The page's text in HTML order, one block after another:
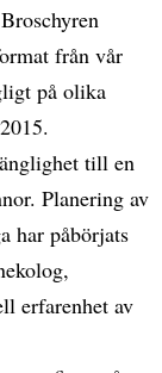
från vår
på olika
till en
Planering av
har påbörjats
erfarenhet av